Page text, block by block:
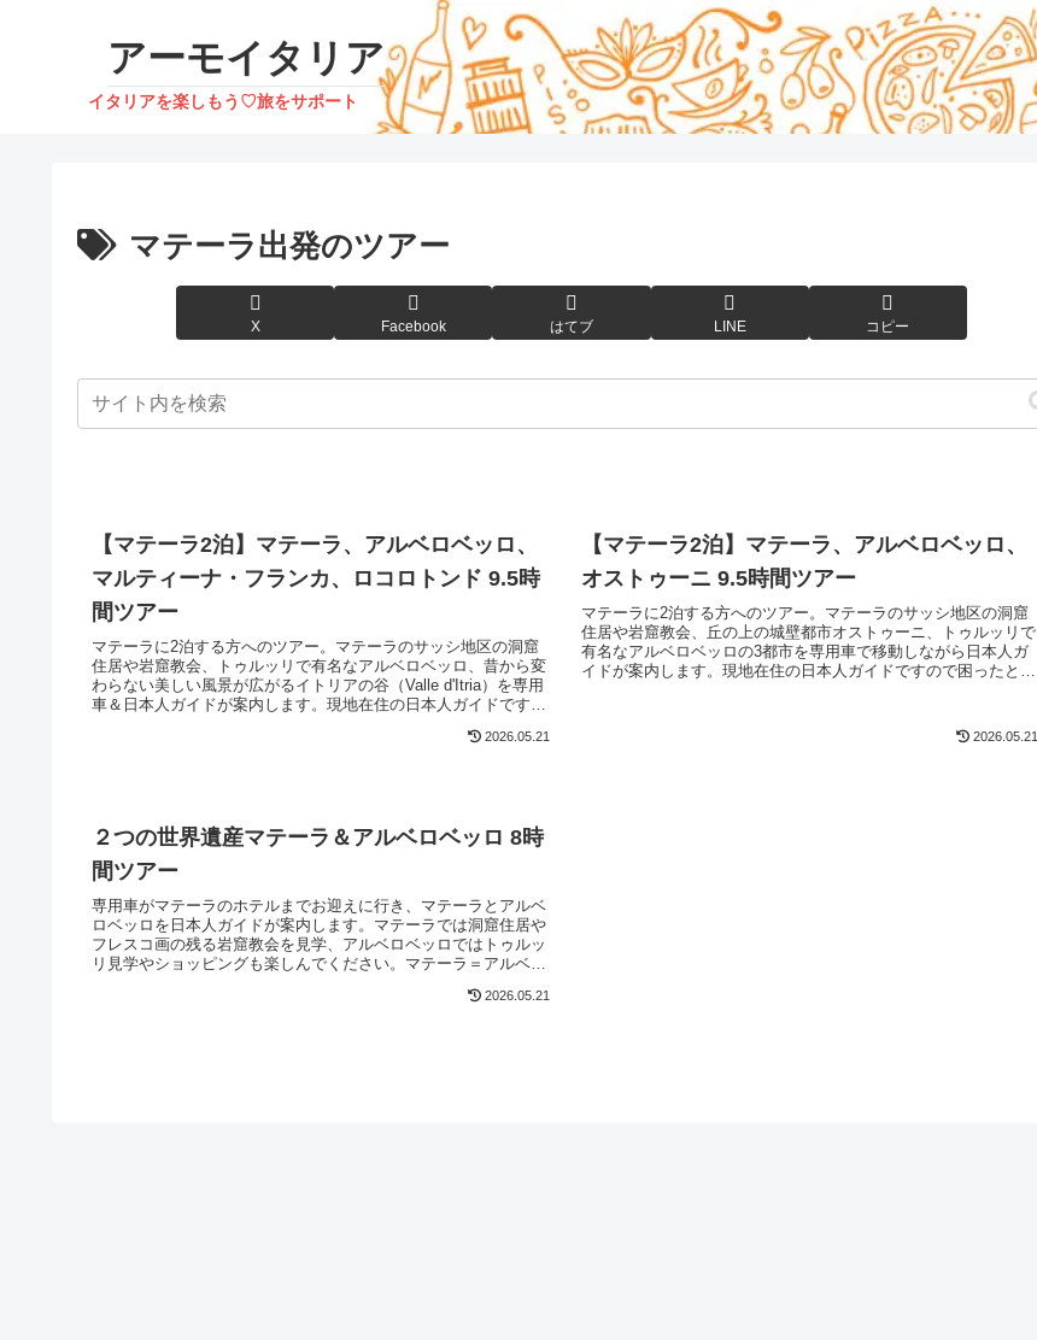
アーモイタリア
イタリアを楽しもう♡旅をサポート
マテーラ出発のツアー
X Facebook はてブ LINE コピー
【マテーラ2泊】マテーラ、アルベロベッロ、
マルティーナ・フランカ、ロコロトンド 9.5時
間ツアー
マテーラに2泊する方へのツアー。マテーラのサッシ地区の洞窟
住居や岩窟教会、トゥルッリで有名なアルベロベッロ、昔から変
わらない美しい風景が広がるイトリアの谷（Valle d'Itria）を専用
車＆日本人ガイドが案内します。現地在住の日本人ガイドですの
2026.05.21
【マテーラ2泊】マテーラ、アルベロベッロ、
オストゥーニ 9.5時間ツアー
マテーラに2泊する方へのツアー。マテーラのサッシ地区の洞窟
住居や岩窟教会、丘の上の城壁都市オストゥーニ、トゥルッリで
有名なアルベロベッロの3都市を専用車で移動しながら日本人ガ
イドが案内します。現地在住の日本人ガイドですので困ったとき
2026.05.21
２つの世界遺産マテーラ＆アルベロベッロ 8時
間ツアー
専用車がマテーラのホテルまでお迎えに行き、マテーラとアルベ
ロベッロを日本人ガイドが案内します。マテーラでは洞窟住居や
フレスコ画の残る岩窟教会を見学、アルベロベッロではトゥルッ
リ見学やショッピングも楽しんでください。マテーラ＝アルベロ
2026.05.21